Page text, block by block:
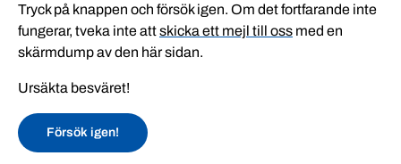
Tryck på knappen och försök igen. Om det fortfarande inte
fungerar, tveka inte attskicka ett mejl till oss med en
skärmdump av den här sidan.
Ursäkta besväret!
Försök igen!